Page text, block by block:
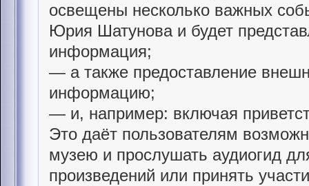
освещены несколько важных
Юрия Шатунова и будет
информация;
— а также предоставление
информацию;
— и, например: включая
Это даёт пользователям
музею и прослушать аудиогид
произведений или принять